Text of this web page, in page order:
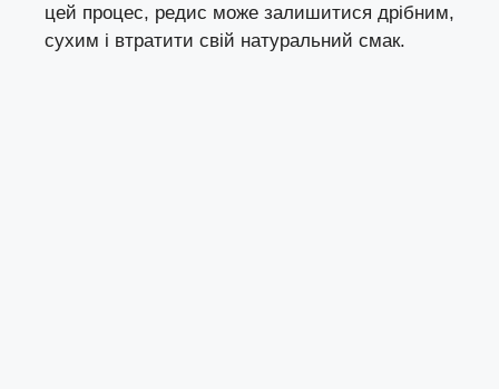
цей процес, редис може залишитися дрібним,
сухим і втратити свій натуральний смак.